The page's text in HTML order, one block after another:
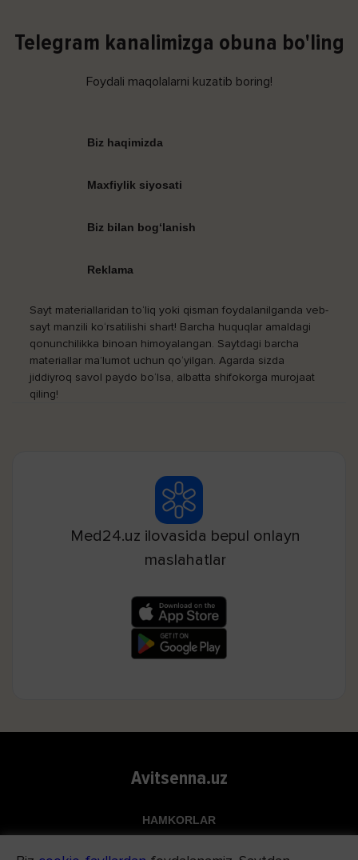
Telegram kanalimizga obuna bo'ling
Foydali maqolalarni kuzatib boring!
Biz haqimizda
Maxfiylik siyosati
Biz bilan bog‘lanish
Reklama
Sayt materiallaridan to‘liq yoki qisman foydalanilganda veb-
sayt manzili ko‘rsatilishi shart! Barcha huquqlar amaldagi
qonunchilikka binoan himoyalangan. Saytdagi barcha
materiallar ma’lumot uchun qo‘yilgan. Agarda sizda
jiddiyroq savol paydo bo‘lsa, albatta shifokorga murojaat
qiling!
Med24.uz ilovasida bepul onlayn
maslahatlar
Avitsenna.uz
HAMKORLAR